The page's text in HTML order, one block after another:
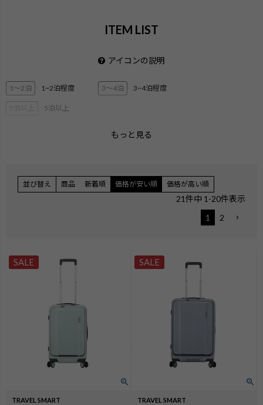
ITEM LIST
アイコンの説明
1〜2泊 1~2泊程度 3〜4泊 3~4泊程度
5泊以上
3Way キャリーオン機能
ショルダー
機内持ち込みサイズ
もっと見る
並び替え 商品 新着順 価格が安い順 価格が高い順
21件中 1 -20件表示
1
2
TRAVEL SMART
SALE
TRAVEL SMART
SALE